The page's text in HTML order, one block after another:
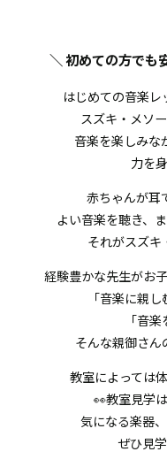
＼ 初めての方でも
はじめての音楽レ
スズキ・メソ
音楽を楽しみな
力を
赤ちゃんが耳
よい音楽を聴き、
それがスズキ
経験豊かな先生がお
「音楽に親
「音
そんな親御さん
教室によっては
👀教室見学
気になる楽器
ぜひ見